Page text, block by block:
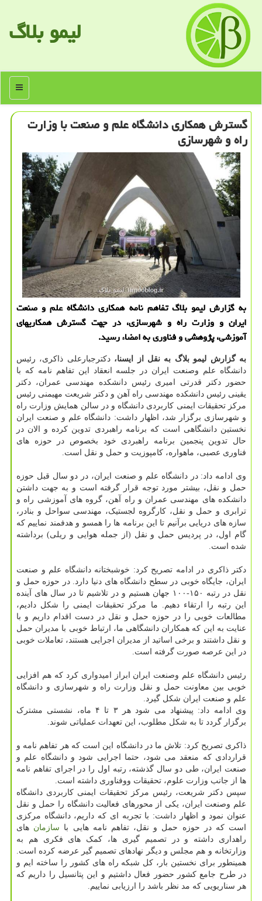
لیمو بلاگ
منو
گسترش همكاری دانشگاه علم و صنعت با وزارت
راه و شهرسازی
به گزارش لیمو بلاگ تفاهم نامه همكاری دانشگاه علم و صنعت
ایران و وزارت راه و شهرسازی، در جهت گسترش همكاریهای
آموزشی، پژوهشی و فناوری به امضاء رسید.
به گزارش لیمو بلاگ به نقل از ایسنا،دکترجبارعلی ذاکری، رئیس
دانشگاه علم وصنعت ایران در جلسه انعقاد این تفاهم نامه که با
حضور دکتر قدرتی امیری رئیس دانشکده مهندسی عمران، دکتر
یقینی رئیس دانشکده مهندسی راه آهن و دکتر شریعت مهیمنی رئیس
مرکز تحقیقات ایمنی کاربردی دانشگاه و در سالن همایش وزارت راه
و شهرسازی برگزار شد، اظهار داشت: دانشگاه علم و صنعت ایران
نخستین دانشگاهی است که برنامه راهبردی تدوین کرده و الان در
حال تدوین پنجمین برنامه راهبردی خود بخصوص در حوزه های
فناوری عصبی، ماهواره، کامپوزیت و حمل و نقل است.
وی ادامه داد: در دانشگاه علم و صنعت ایران، در دو سال قبل حوزه
حمل و نقل، بیشتر مورد توجه قرار گرفته است و به جهت داشتن
دانشکده های مهندسی عمران و راه آهن، گروه های آموزشی راه و
ترابری و حمل و نقل، کارگروه لجستیک، مهندسی سواحل و بنادر،
سازه های دریایی برآنیم تا این برنامه ها را همسو و هدفمند نماییم که
گام اول، در پردیس حمل و نقل (از جمله هوایی و ریلی) برداشته
شده است.
دکتر ذاکری در ادامه تصریح کرد: خوشبختانه دانشگاه علم و صنعت
ایران، جایگاه خوبی در سطح دانشگاه های دنیا دارد. در حوزه حمل و
نقل در رتبه ۱۵۰-۱۰۰ جهان هستیم و در تلاشیم تا در سال های آینده
این رتبه را ارتقاء دهیم. ما مرکز تحقیقات ایمنی را شکل دادیم،
مطالعات خوبی را در حوزه حمل و نقل در دست اقدام داریم و با
عنایت به این که همکاران دانشگاهی ما، ارتباط خوبی با مدیران حمل
و نقل داشتند و برخی اساتید از مدیران اجرایی هستند، تعاملات خوبی
در این عرصه صورت گرفته است.
رئیس دانشگاه علم وصنعت ایران ابراز امیدواری کرد که هم افزایی
خوبی بین معاونت حمل و نقل وزارت راه و شهرسازی و دانشگاه
علم و صنعت ایران شکل گیرد.
وی ادامه داد: پیشنهاد می شود هر ۳ تا ۴ ماه، نشستی مشترک
برگزار گردد تا به شکل مطلوب، این تعهدات عملیاتی شوند.
ذاکری تصریح کرد: تلاش ما در دانشگاه این است که هر تفاهم نامه و
قراردادی که منعقد می شود، حتما اجرایی شود و دانشگاه علم و
صنعت ایران، طی دو سال گذشته، رتبه اول را در اجرای تفاهم نامه
ها از جانب وزارت علوم، تحقیقات ووفناوری داشته است.
سپس دکتر شریعت، رئیس مرکز تحقیقات ایمنی کاربردی دانشگاه
علم وصنعت ایران، یکی از محورهای فعالیت دانشگاه را حمل و نقل
عنوان نمود و اظهار داشت: با تجربه ای که داریم، دانشگاه مرکزی
است که در حوزه حمل و نقل، تفاهم نامه هایی با سازمان های
راهداری داشته و در تصمیم گیری ها، کمک های فکری هم به
وزارتخانه و هم مجلس و دیگر نهادهای تصمیم گیر عرضه کرده است.
همینطور برای نخستین بار، کل شبکه راه های کشور را ساخته ایم و
در طرح جامع کشور حضور فعال داشتیم و این پتانسیل را داریم که
هر سناریویی که مد نظر باشد را ارزیابی نماییم.